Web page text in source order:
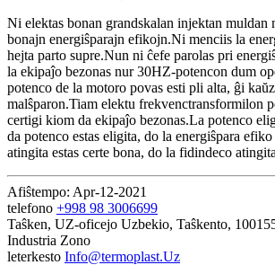
Ni elektas bonan grandskalan injektan muldan
bonajn energiŝparajn efikojn.Ni menciis la
hejta parto supre.Nun ni ĉefe parolas pri
la ekipaĵo bezonas nur 30HZ-potencon dum
potenco de la motoro povas esti pli alta, ĝi
malŝparon.Tiam elektu frekvenctransformilon
certigi kiom da ekipaĵo bezonas.La potenco
da potenco estas eligita, do la energiŝpara
atingita estas certe bona, do la fidindeco
Afiŝtempo: Apr-12-2021
telefono +998 98 3006699
Taŝken, UZ-oficejo Uzbekio, Taŝkento,
Industria Zono
leterkesto Info@termoplast.Uz